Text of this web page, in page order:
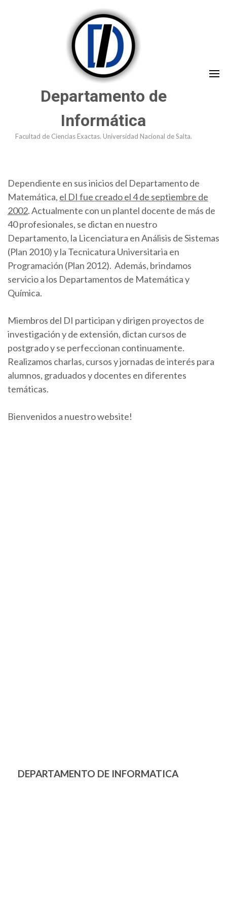
Departamento de
Informática
Facultad de Ciencias Exactas. Universidad Nacional de Salta.
Dependiente en sus inicios del Departamento de
Matemática, el DI fue creado el 4 de septiembre de
2002. Actualmente con un plantel docente de más de
40 profesionales, se dictan en nuestro
Departamento, la Licenciatura en Análisis de Sistemas
(Plan 2010) y la Tecnicatura Universitaria en
Programación (Plan 2012). Además, brindamos
servicio a los Departamentos de Matemática y
Química.
Miembros del DI participan y dirigen proyectos de
investigación y de extensión, dictan cursos de
postgrado y se perfeccionan continuamente.
Realizamos charlas, cursos y jornadas de interés para
alumnos, graduados y docentes en diferentes
temáticas.
Bienvenidos a nuestro website!
DEPARTAMENTO DE INFORMATICA